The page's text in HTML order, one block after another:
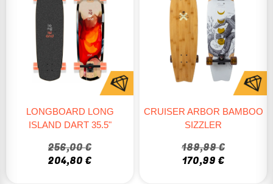
LONGBOARD LONG
ISLAND DART 35.5"
256,00 €
204,80 €
CRUISER ARBOR BAMBOO
SIZZLER
189,99 €
170,99 €